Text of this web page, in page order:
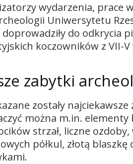
wydarzenia, prace
Uniwersytetu
doprowadziły do odkrycia
koczowników z VII-V
zabytki
zostały
można m.in.
strzał, liczne
półkul, złotą